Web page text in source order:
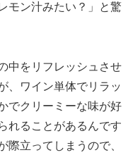
モン汁みたい？」と驚
中をリフレッシュさせ
、ワイン単体でリラッ
でクリーミーな味が好
れることがあるんです
際立ってしまうので、